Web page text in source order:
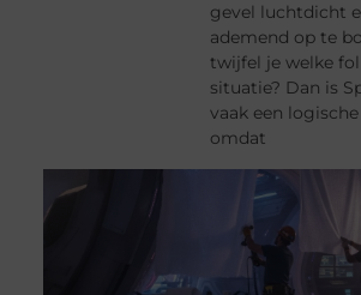
gevel luchtdicht
ademend op te
twijfel je welke
situatie? Dan is
vaak een
omdat